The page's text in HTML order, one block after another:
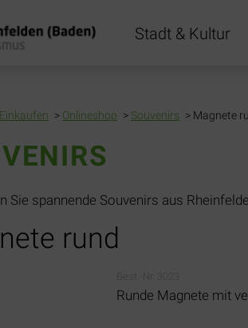
überspringen
Stadt & Kultur
Onlineshop Souvenirs Magnete
Sie spannende Souvenirs aus
rund
Runde Magnete mit